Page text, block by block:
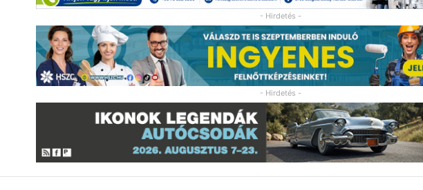
- Hirdetés -
- Hirdetés -